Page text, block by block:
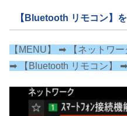
【Bluetooth リモコン】
【MENU】 ➡︎ 【ネットワ
➡︎ 【Bluetooth リモコン】